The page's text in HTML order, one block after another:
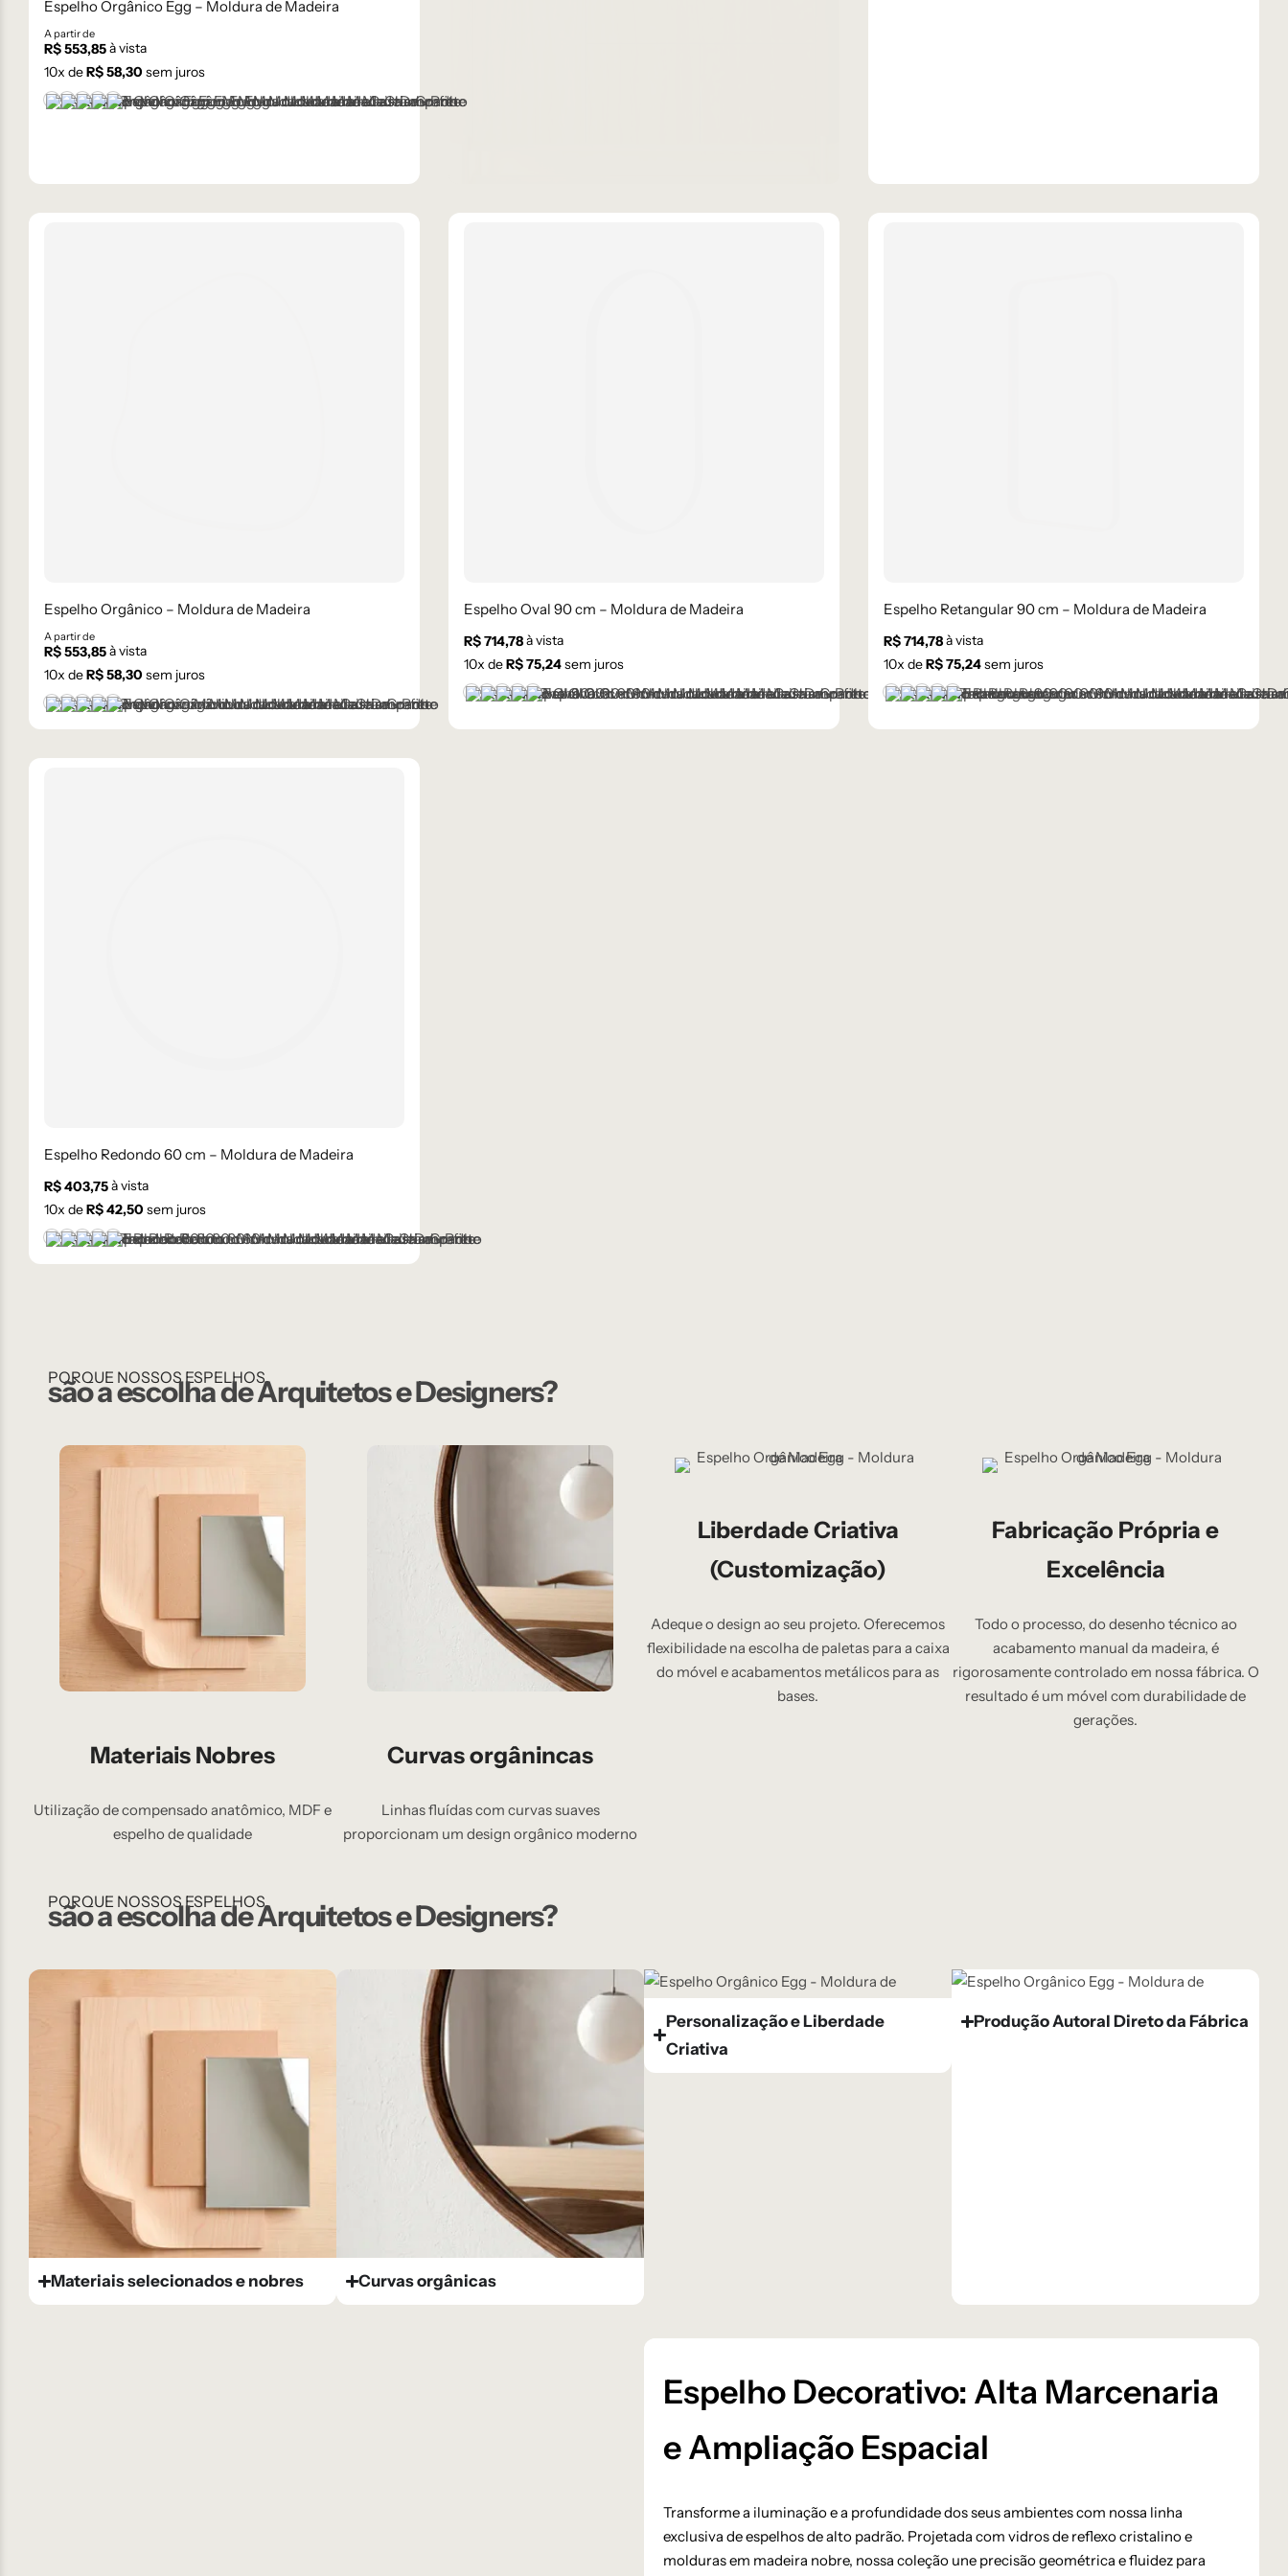
Espelho Orgânico Egg – Moldura de Madeira
A partir de
R$553,85à vista
10x deR$58,30 sem juros
Castanho
Champanhe
Dourado
Grafite
Preto
Espelho Orgânico – Moldura de Madeira
A partir de
R$553,85à vista
10x deR$58,30 sem juros
Castanho
Champanhe
Dourado
Grafite
Preto
Espelho Oval 90 cm – Moldura de Madeira
R$714,78à vista
10x deR$75,24sem juros
Castanho
Champanhe
Dourado
Grafite
Preto
Espelho Retangular 90 cm – Moldura de Madeira
R$714,78à vista
10x deR$75,24sem juros
Castanho
Champanhe
Dourado
Grafite
Preto
Espelho Redondo 60 cm – Moldura de Madeira
R$403,75à vista
10x deR$42,50 sem juros
Castanho
Champanhe
Dourado
Grafite
Preto
PORQUE NOSSOS ESPELHOS
são a escolha de Arquitetos e Designers?
Materiais Nobres
Utilização de compensado anatômico, MDF e
espelho de qualidade
Curvas orgânincas
Linhas fluídas com curvas suaves
proporcionam um design orgânico moderno
Liberdade Criativa
(Customização)
Adeque o design ao seu projeto. Oferecemos
flexibilidade na escolha de paletas para a caixa
do móvel e acabamentos metálicos para as
bases.
Fabricação Própria e
Excelência
Todo o processo, do desenho técnico ao
acabamento manual da madeira, é
rigorosamente controlado em nossa fábrica. O
resultado é um móvel com durabilidade de
gerações.
PORQUE NOSSOS ESPELHOS
são a escolha de Arquitetos e Designers?
Materiais selecionados e nobres Curvas orgânicas
Personalização e Liberdade
Criativa
Produção Autoral Direto da Fábrica
Espelho Decorativo: Alta Marcenaria
e Ampliação Espacial
Transforme a iluminação e a profundidade dos seus ambientes com nossa linha
exclusiva de espelhos de alto padrão. Projetada com vidros de reflexo cristalino e
molduras em madeira nobre, nossa coleção une precisão geométrica e fluidez para